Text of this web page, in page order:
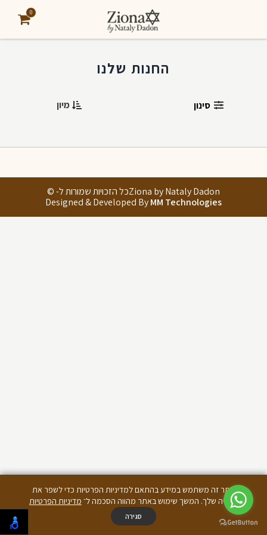
0
אתר זה משתמש במידע בהתאם למדיניות הפרטיות כדי לשפר את
החוויה שלך. המשך שימוש באתר מהווה הסכמה ל־ מדיניות הפרטיות
סגירה
החנות שלנו
סינון מיון
Ziona by Nataly Dadonכל הזכויות שמורות ל- ©
Designed & Developed ByMM Technologies